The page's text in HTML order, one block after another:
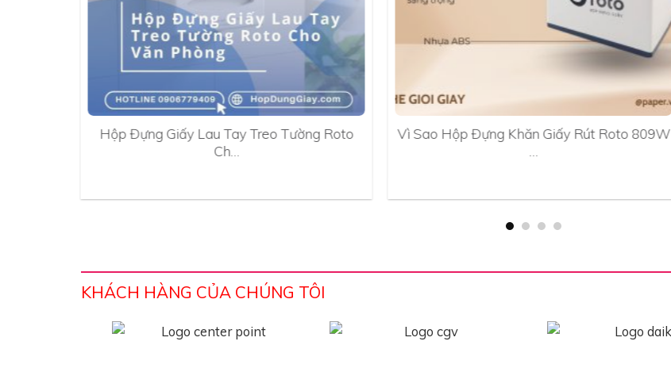
Hộp Đựng Giấy Lau Tay Treo Tường Roto
Ch…
Vì Sao Hộp Đựng Khăn Giấy Rút Roto 809W
KHÁCH HÀNG CỦA CHÚNG TÔI